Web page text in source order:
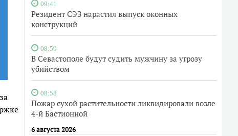
09:41
Резидент СЭЗ нарастил выпуск оконных
конструкций
08:59
В Севастополе будут судить мужчину за угрозу
убийством
08:58
Пожар сухой растительности ликвидировали возле
4-й Бастионной
6 августа 2026